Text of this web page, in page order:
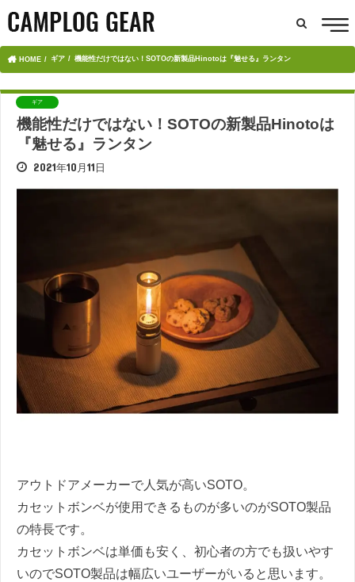
HOME ギア 機能性だけではない！SOTOの新製品Hinotoは『魅せる』ランタン
ギア
機能性だけではない！SOTOの新製品Hinotoは
『魅せる』ランタン
2021年10月11日
アウトドアメーカーで人気が高いSOTO。
カセットボンベが使用できるものが多いのがSOTO製品
の特長です。
カセットボンベは単価も安く、初心者の方でも扱いやす
いのでSOTO製品は幅広いユーザーがいると思います。